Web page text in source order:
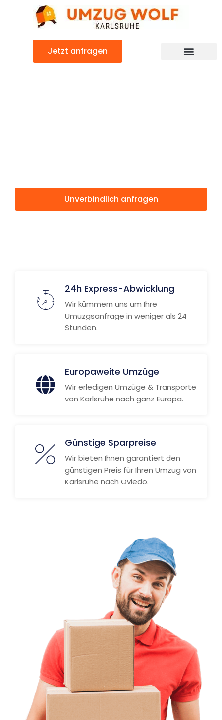
Jetzt anfragen
Unverbindlich anfragen
24h Express-Abwicklung
Wir kümmern uns um Ihre
Umuzgsanfrage in weniger als 24
Stunden.
Europaweite Umzüge
Wir erledigen Umzüge & Transporte
von Karlsruhe nach ganz Europa.
Günstige Sparpreise
Wir bieten Ihnen garantiert den
günstigen Preis für Ihren Umzug von
Karlsruhe nach Oviedo.